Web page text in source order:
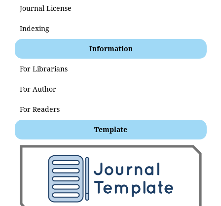
Journal License
Indexing
Information
For Librarians
For Author
For Readers
Template